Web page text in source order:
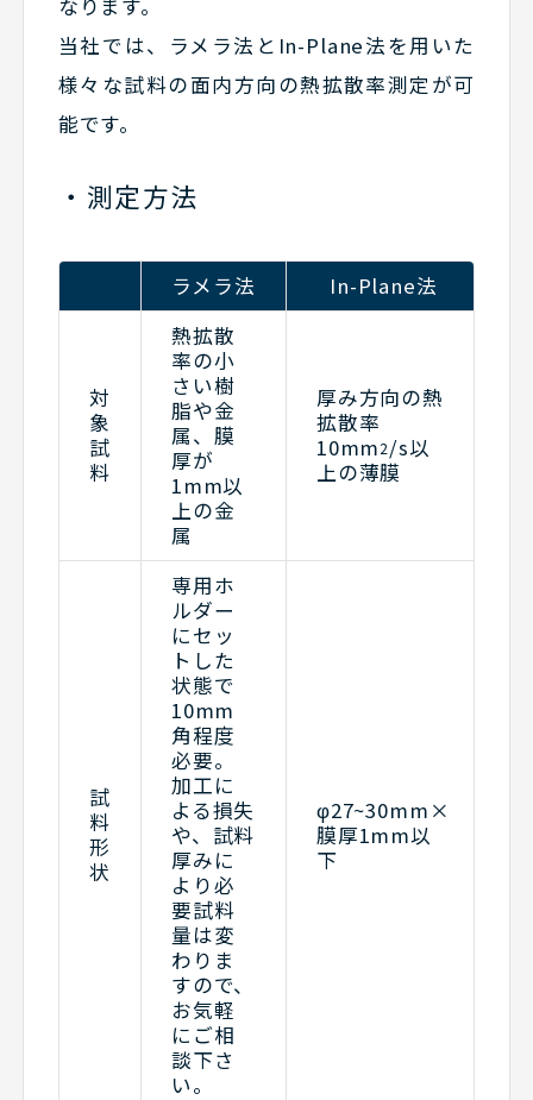
なります。
当社では、ラメラ法とIn-Plane法を用いた
様々な試料の面内方向の熱拡散率測定が可
能です。
測定方法
ラメラ法 In-Plane法
対
象
試
料
熱拡散
率の小
さい樹
脂や金
属、膜
厚が
1mm以
上の金
属
厚み方向の熱
拡散率
10mm2/s以
上の薄膜
試
料
形
状
専用ホ
ルダー
にセッ
トした
状態で
10mm
角程度
必要。
加工に
よる損失
や、試料
厚みに
より必
要試料
量は変
わりま
すので、
お気軽
にご相
談下さ
い。
φ27~30mm×
膜厚1mm以
下